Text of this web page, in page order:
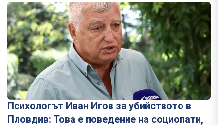
Психологът Иван Игов за убийството в
Пловдив: Това е поведение на социопати,